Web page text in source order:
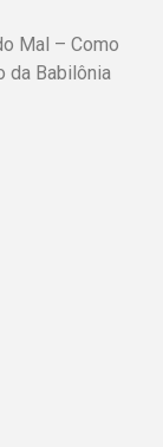
Mal – Como
da Babilônia